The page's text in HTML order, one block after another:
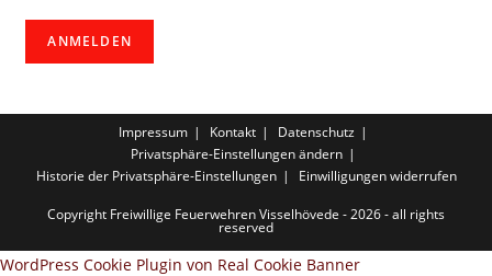
Impressum Kontakt
Datenschutz
Privatsphäre-Einstellungen ändern
Historie der Privatsphäre-Einstellungen
Einwilligungen widerrufen
Copyright Freiwillige Feuerwehren Visselhövede - 2026 - all rights
reserved
WordPress Cookie Plugin von Real Cookie Banner